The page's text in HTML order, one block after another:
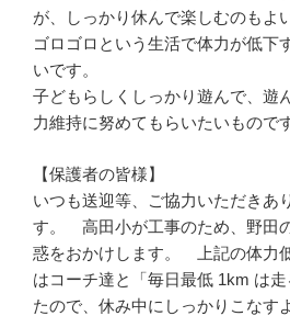
が、しっかり休んで楽しむのもよ
ゴロゴロという生活で体力が低下
いです。
子どもらしくしっかり遊んで、遊
力維持に努めてもらいたいものです
【保護者の皆様】
いつも送迎等、ご協力いただきあ
す。 高田小が工事のため、野田
惑をおかけします。 上記の体力
はコーチ達と「毎日最低 1km は
たので、休み中にしっかりこなす